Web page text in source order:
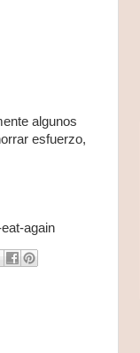
algunos
esfuerzo,
again